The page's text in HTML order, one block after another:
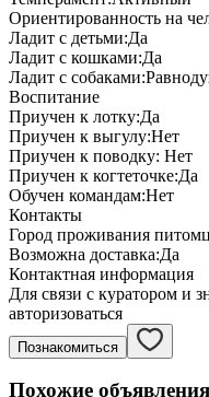
Ориентированность на
Ладит с детьми:Да
Ладит с кошками:Да
Ладит с собаками:
Воспитание
Приучен к лотку:Да
Приучен к выгулу:Нет
Приучен к поводку: Нет
Приучен к когтеточке:Да
Обучен командам:Нет
Контакты
Город проживания
Возможна доставка:Да
Контактная информация
Для связи с куратором и
авторизоваться
Познакомиться
Похожие объявления